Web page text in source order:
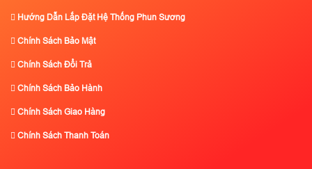
Hướng Dẫn Lắp Đặt Hệ Thống Phun Sương
Chính Sách Bảo Mật
Chính Sách Đổi Trả
Chính Sách Bảo Hành
Chính Sách Giao Hàng
Chính Sách Thanh Toán